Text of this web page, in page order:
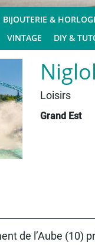
BIJOUTERIE &
VINTAGE DIY &
Loisirs
Grand Est
de l’Aube (10)